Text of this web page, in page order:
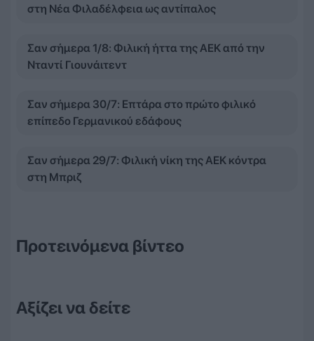
στη Νέα Φιλαδέλφεια ως αντίπαλος
Σαν σήμερα 1/8: Φιλική ήττα της ΑΕΚ από την
Νταντί Γιουνάιτεντ
Σαν σήμερα 30/7: Επτάρα στο πρώτο φιλικό
επίπεδο Γερμανικού εδάφους
Σαν σήμερα 29/7: Φιλική νίκη της ΑΕΚ κόντρα
στη Μπριζ
Προτεινόμενα βίντεο
Αξίζει να δείτε